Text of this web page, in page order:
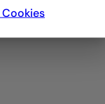
Cookies